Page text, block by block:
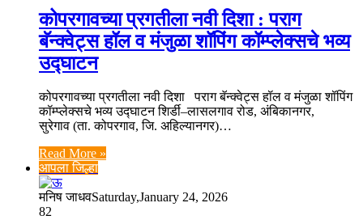
कोपरगावच्या प्रगतीला नवी दिशा : पराग
बॅन्क्वेट्स हॉल व मंजुळा शॉपिंग कॉम्प्लेक्सचे भव्य
उद्घाटन
कोपरगावच्या प्रगतीला नवी दिशा पराग बॅन्क्वेट्स हॉल व मंजुळा शॉपिंग
कॉम्प्लेक्सचे भव्य उद्घाटन शिर्डी–लासलगाव रोड, अंबिकानगर,
सुरेगाव (ता. कोपरगाव, जि. अहिल्यानगर)…
Read More »
आपला जिल्हा
मनिष जाधवSaturday,January 24, 2026
82